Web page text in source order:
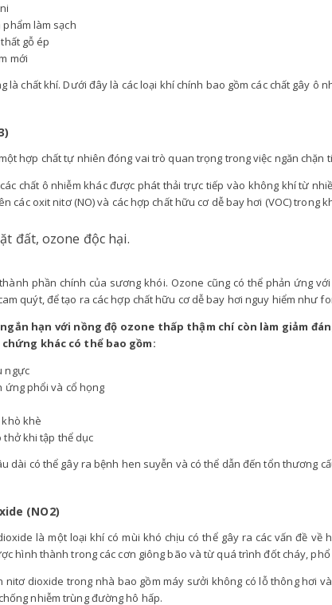
phẩm làm sạch
gỗ ép
mới
là chất khí. Dưới đây là các loại khí chính bao gồm các chất gây ô
hợp chất tự nhiên đóng vai trò quan trọng trong việc ngăn chặn
chất ô nhiễm khác được phát thải trực tiếp vào không khí từ
các oxit nitơ (NO) và các hợp chất hữu cơ dễ bay hơi (VOC) trong
đất, ozone độc ​​hại.
phần chính của sương khói. Ozone cũng có thể phản ứng
quýt, để tạo ra các hợp chất hữu cơ dễ bay hơi nguy hiểm như
hạn với nồng độ ozone thấp thậm chí còn làm giảm
chứng khác có thể bao gồm:
ngực
ứng phổi và cổ họng
khè
thở khi tập thể dục
dài có thể gây ra bệnh hen suyễn và có thể dẫn đến tổn thương
(NO2)
là một loại khí có mùi khó chịu có thể gây ra các vấn đề
hình thành trong các cơn giông bão và từ quá trình đốt cháy,
nitơ dioxide trong nhà bao gồm máy sưởi không có lỗ thông hơi
nhiễm trùng đường hô hấp.